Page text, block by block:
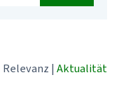
Relevanz | Aktualität